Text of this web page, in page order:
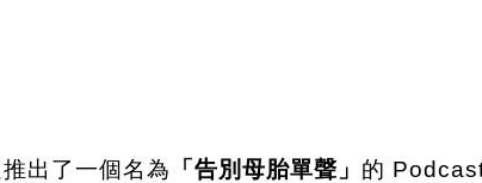
出了一個名為 「告別母胎單聲」 的